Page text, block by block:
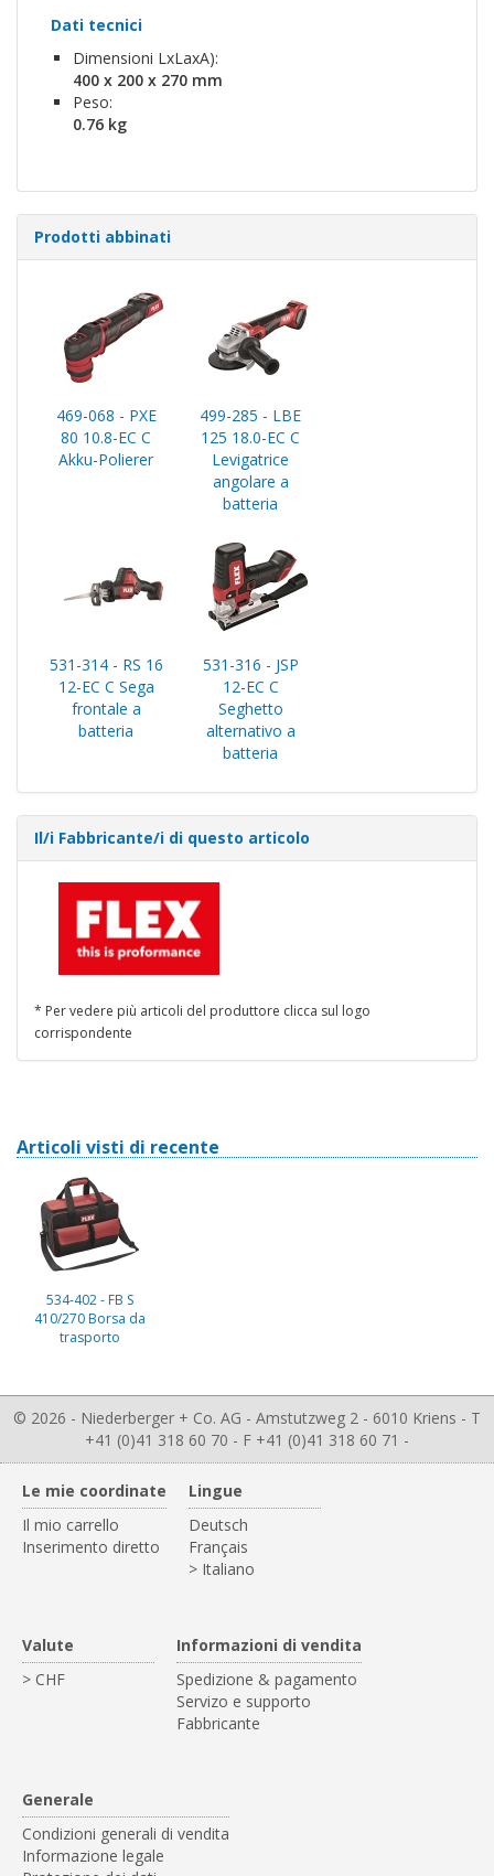
Dati tecnici
Dimensioni LxLaxA):
400 x 200 x 270 mm
Peso:
0.76 kg
Prodotti abbinati
469-068 - PXE
80 10.8-EC C
Akku-Polierer
499-285 - LBE
125 18.0-EC C
Levigatrice
angolare a
batteria
531-314 - RS 16
12-EC C Sega
frontale a
batteria
531-316 - JSP
12-EC C
Seghetto
alternativo a
batteria
Il/i Fabbricante/i di questo articolo
* Per vedere più articoli del produttore clicca sul logo
corrispondente
Articoli visti di recente
534-402 - FB S
410/270 Borsa da
trasporto
© 2026 - Niederberger + Co. AG - Amstutzweg 2 - 6010 Kriens - T
+41 (0)41 318 60 70 - F +41 (0)41 318 60 71 -
Le mie coordinate
Il mio carrello
Inserimento diretto
Lingue
Deutsch
Français
> Italiano
Valute
> CHF
Informazioni di vendita
Spedizione & pagamento
Servizo e supporto
Fabbricante
Generale
Condizioni generali di vendita
Informazione legale